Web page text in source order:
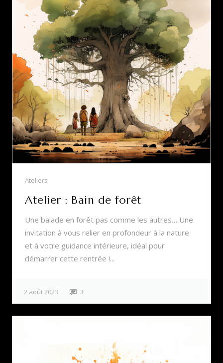
Ateliers
Atelier : Bain de forêt
Une balade en forêt pas comme les autres… Une
invitation à vous relier en profondeur à la nature
et à votre guidance intérieure, idéal pour
démarrer cette rentrée !...
2 août 2023 3